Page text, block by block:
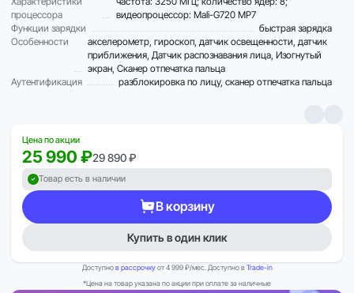
процессора
видеопроцессор: Mali-G720 MP7
Функции зарядки
быстрая зарядка
Особенности
акселерометр, гироскоп, датчик освещенности, датчик
приближения, Датчик распознавания лица, Изогнутый
экран, Сканер отпечатка пальца
Аутентификация
разблокировка по лицу, сканер отпечатка пальца
Цена по акции
25 990 ₽29 890 ₽
Товар есть в наличии
В корзину
Купить в один клик
Доступнов рассрочкуот 4 999 ₽/мес. Доступно вTrade-in
*Цена на товар указана по акции при оплате за наличные